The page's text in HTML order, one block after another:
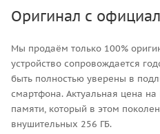
Оригинал с
Мы продаём только 100%
устройство сопровождается
быть полностью уверены в
смартфона. Актуальная цена
памяти, который в этом
внушительных 256 ГБ.